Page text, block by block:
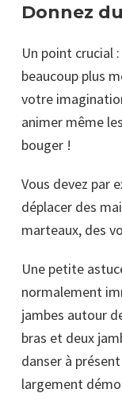
Donnez
Un point crucial
beaucoup plus
votre
animer même
bouger !
Vous devez par
déplacer des
marteaux, des
Une petite
normalement
jambes autour
bras et deux
danser à
largement